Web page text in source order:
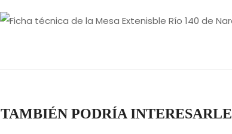
TAMBIÉN PODRÍA INTERESARLE